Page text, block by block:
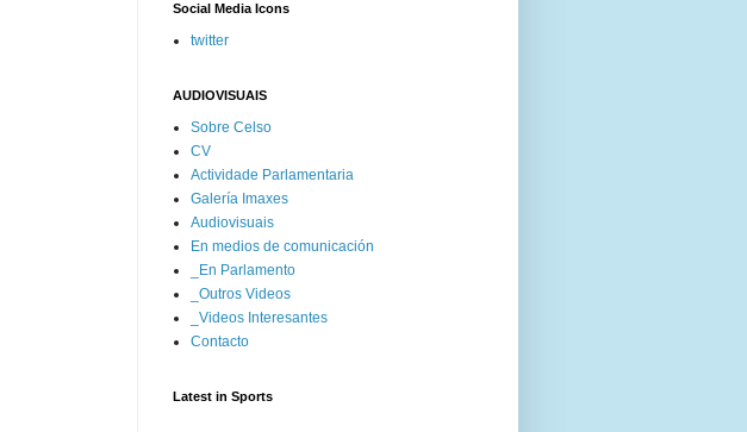
Social Media Icons
twitter
AUDIOVISUAIS
Sobre Celso
CV
Actividade Parlamentaria
Galería Imaxes
Audiovisuais
En medios de comunicación
_En Parlamento
_Outros Videos
_Videos Interesantes
Contacto
Latest in Sports